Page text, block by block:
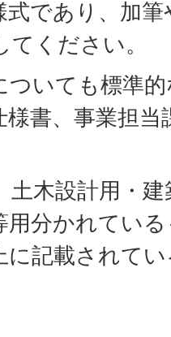
式であり、加
ください。
ついても標準
様書、事業担
木設計用・
用分かれてい
に記載されて